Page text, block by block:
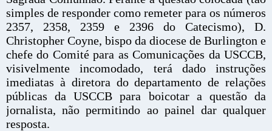
simples de responder como remeter para os números
2357, 2358, 2359 e 2396 do Catecismo), D.
Christopher Coyne, bispo da diocese de Burlington e
chefe do Comité para as Comunicações da USCCB,
visivelmente incomodado, terá dado instruções
imediatas à diretora do departamento de relações
públicas da USCCB para boicotar a questão da
jornalista, não permitindo ao painel dar qualquer
resposta.